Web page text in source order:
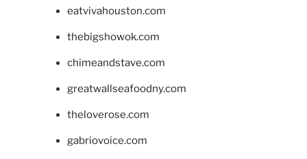
eatvivahouston.com
thebigshowok.com
chimeandstave.com
greatwallseafoodny.com
theloverose.com
gabriovoice.com